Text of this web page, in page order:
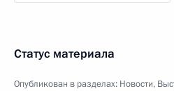
Статус материала
Опубликован в разделах: Новости,